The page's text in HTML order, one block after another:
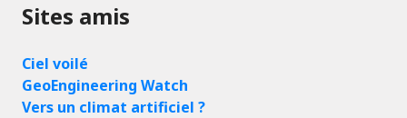
Sites amis
Ciel voilé
GeoEngineering Watch
Vers un climat artificiel ?